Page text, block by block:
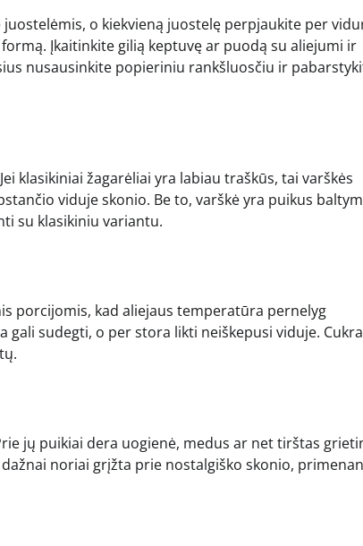
o kiekvieną juostelę perpjaukite per
Įkaitinkite gilią keptuvę ar puodą su aliejumi ir
nusausinkite popieriniu rankšluosčiu ir
klasikiniai žagarėliai yra labiau traškūs, tai varškės
viduje skonio. Be to, varškė yra puikus
su klasikiniu variantu.
porcijomis, kad aliejaus temperatūra pernelyg
sudegti, o per stora likti neiškepusi viduje.
jų puikiai dera uogienė, medus ar net tirštas
noriai grįžta prie nostalgiško skonio,